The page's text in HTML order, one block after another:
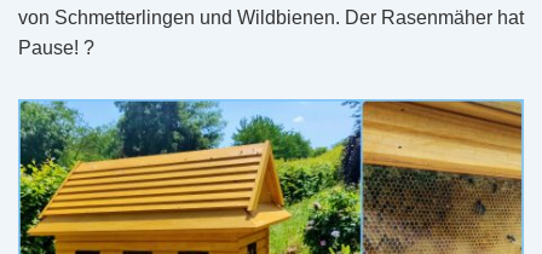
von Schmetterlingen und Wildbienen. Der Rasenmäher hat
Pause! ?